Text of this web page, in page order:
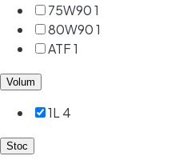
75W901
80W901
ATF1
Volum
1L 4
Stoc